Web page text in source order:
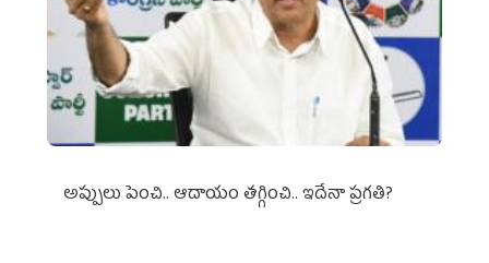
అప్పులు పెంచి.. ఆదాయం తగ్గించి.. ఇదేనా ప్రగతి?